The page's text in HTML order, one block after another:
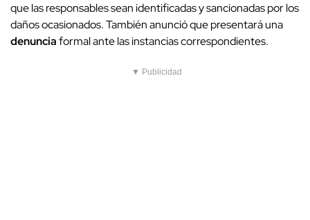
que las responsables sean identificadas y sancionadas por los
daños ocasionados. También anunció que presentará una
denunciaformal ante las instancias correspondientes.
▼ Publicidad